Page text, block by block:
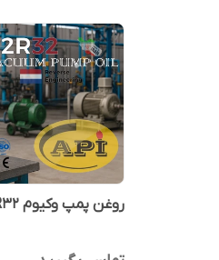
روغن پمپ وکیوم S2R32 یک لیتری